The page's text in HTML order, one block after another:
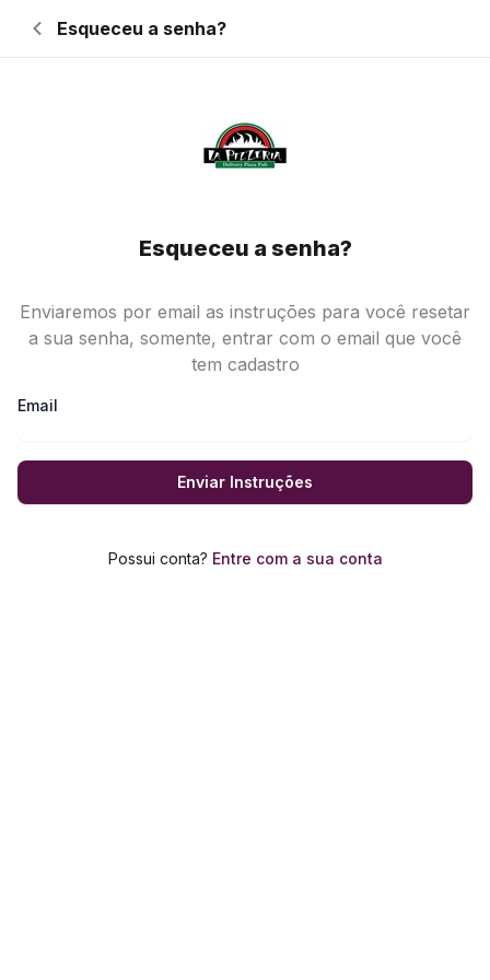
Retornar à página de login
Esqueceu a senha?
Esqueceu a senha?
Enviaremos por email as instruções para você resetar
a sua senha, somente, entrar com o email que você
tem cadastro
Email
Enviar Instruções
Possui conta? Entre com a sua conta